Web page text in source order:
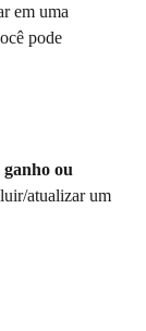
em uma
pode
ou
atualizar um